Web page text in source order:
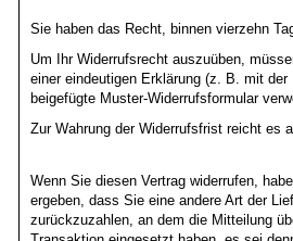
Sie haben das Recht, binnen vierzehn
Um Ihr Widerrufsrecht auszuüben,
einer eindeutigen Erklärung (z. B. mit
beigefügte Muster-Widerrufsformular
Zur Wahrung der Widerrufsfrist reicht es
Wenn Sie diesen Vertrag widerrufen,
ergeben, dass Sie eine andere Art der
zurückzuzahlen, an dem die Mitteilung